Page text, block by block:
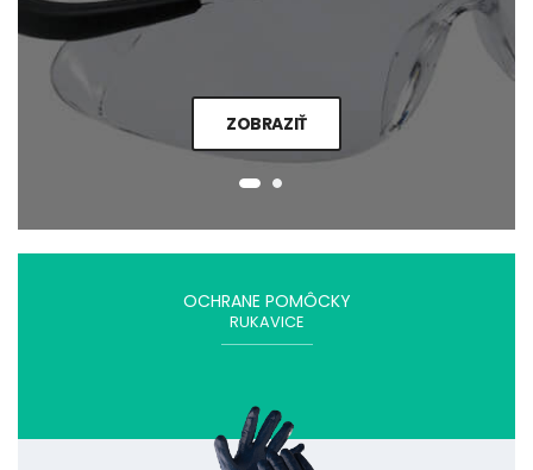
ZOBRAZIŤ
OCHRANE POMÔCKY
RUKAVICE